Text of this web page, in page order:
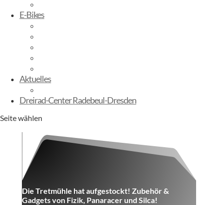
E-Bikes
Aktuelles
Dreirad-Center Radebeul-Dresden
Seite wählen
Die Tretmühle hat aufgestockt! Zubehör &
Gadgets von Fizik, Panaracer und Silca!